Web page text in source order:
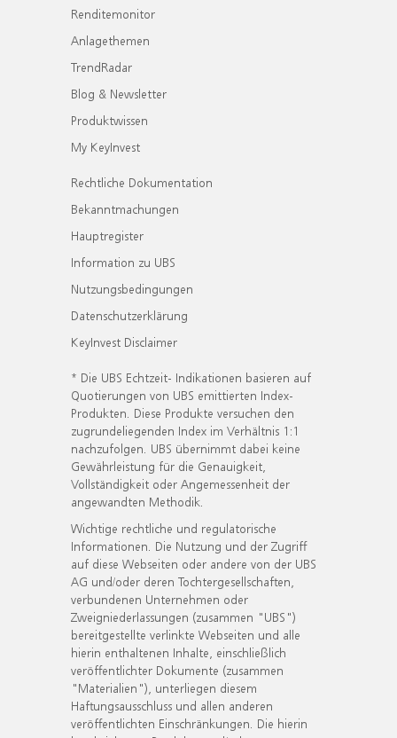
Renditemonitor
Anlagethemen
TrendRadar
Blog & Newsletter
Produktwissen
My KeyInvest
Rechtliche Dokumentation
Bekanntmachungen
Hauptregister
Information zu UBS
Nutzungsbedingungen
Datenschutzerklärung
KeyInvest Disclaimer
* Die UBS Echtzeit- Indikationen basieren auf
Quotierungen von UBS emittierten Index-
Produkten. Diese Produkte versuchen den
zugrundeliegenden Index im Verhältnis 1:1
nachzufolgen. UBS übernimmt dabei keine
Gewährleistung für die Genauigkeit,
Vollständigkeit oder Angemessenheit der
angewandten Methodik.
Wichtige rechtliche und regulatorische
Informationen. Die Nutzung und der Zugriff
auf diese Webseiten oder andere von der UBS
AG und/oder deren Tochtergesellschaften,
verbundenen Unternehmen oder
Zweigniederlassungen (zusammen "UBS")
bereitgestellte verlinkte Webseiten und alle
hierin enthaltenen Inhalte, einschließlich
veröffentlichter Dokumente (zusammen
"Materialien"), unterliegen diesem
Haftungsausschluss und allen anderen
veröffentlichten Einschränkungen. Die hierin